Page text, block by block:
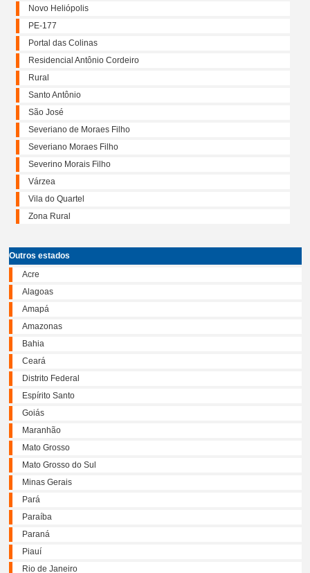
Novo Heliópolis
PE-177
Portal das Colinas
Residencial Antônio Cordeiro
Rural
Santo Antônio
São José
Severiano de Moraes Filho
Severiano Moraes Filho
Severino Morais Filho
Várzea
Vila do Quartel
Zona Rural
Outros estados
Acre
Alagoas
Amapá
Amazonas
Bahia
Ceará
Distrito Federal
Espírito Santo
Goiás
Maranhão
Mato Grosso
Mato Grosso do Sul
Minas Gerais
Pará
Paraíba
Paraná
Piauí
Rio de Janeiro